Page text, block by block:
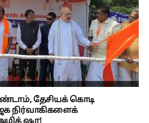
தேசியக் கொடி
நிர்வாகிகளைக்